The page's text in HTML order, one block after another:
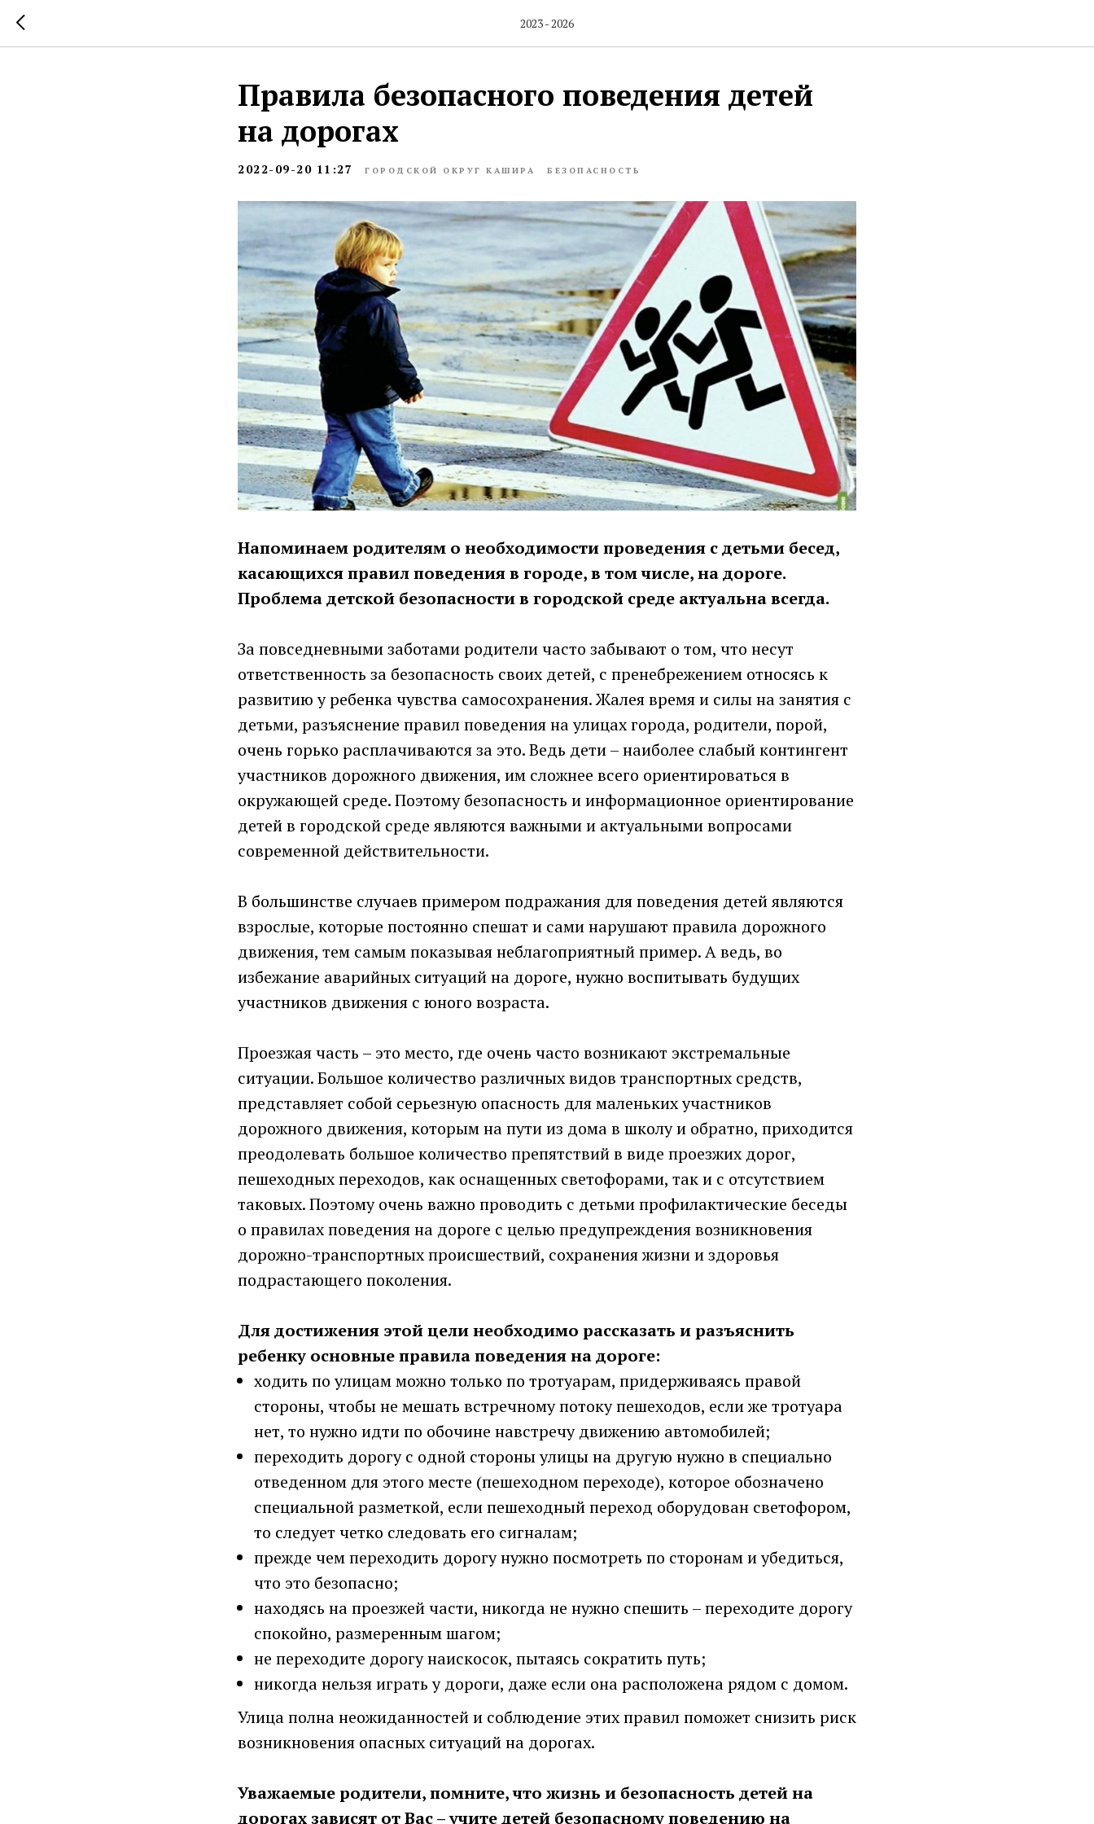
2023 - 2026
Правила безопасного поведения детей
на дорогах
2022-09-20 11:27 ГОРОДСКОЙ ОКРУГ КАШИРА БЕЗОПАСНОСТЬ
Напоминаем родителям о необходимости проведения с детьми бесед,
касающихся правил поведения в городе, в том числе, на дороге.
Проблема детской безопасности в городской среде актуальна всегда.
За повседневными заботами родители часто забывают о том, что несут
ответственность за безопасность своих детей, с пренебрежением относясь к
развитию у ребенка чувства самосохранения. Жалея время и силы на занятия с
детьми, разъяснение правил поведения на улицах города, родители, порой,
очень горько расплачиваются за это. Ведь дети – наиболее слабый контингент
участников дорожного движения, им сложнее всего ориентироваться в
окружающей среде. Поэтому безопасность и информационное ориентирование
детей в городской среде являются важными и актуальными вопросами
современной действительности.
В большинстве случаев примером подражания для поведения детей являются
взрослые, которые постоянно спешат и сами нарушают правила дорожного
движения, тем самым показывая неблагоприятный пример. А ведь, во
избежание аварийных ситуаций на дороге, нужно воспитывать будущих
участников движения с юного возраста.
Проезжая часть – это место, где очень часто возникают экстремальные
ситуации. Большое количество различных видов транспортных средств,
представляет собой серьезную опасность для маленьких участников
дорожного движения, которым на пути из дома в школу и обратно, приходится
преодолевать большое количество препятствий в виде проезжих дорог,
пешеходных переходов, как оснащенных светофорами, так и с отсутствием
таковых. Поэтому очень важно проводить с детьми профилактические беседы
о правилах поведения на дороге с целью предупреждения возникновения
дорожно-транспортных происшествий, сохранения жизни и здоровья
подрастающего поколения.
Для достижения этой цели необходимо рассказать и разъяснить
ребенку основные правила поведения на дороге:
ходить по улицам можно только по тротуарам, придерживаясь правой
стороны, чтобы не мешать встречному потоку пешеходов, если же тротуара
нет, то нужно идти по обочине навстречу движению автомобилей;
переходить дорогу с одной стороны улицы на другую нужно в специально
отведенном для этого месте (пешеходном переходе), которое обозначено
специальной разметкой, если пешеходный переход оборудован светофором,
то следует четко следовать его сигналам;
прежде чем переходить дорогу нужно посмотреть по сторонам и убедиться,
что это безопасно;
находясь на проезжей части, никогда не нужно спешить – переходите дорогу
спокойно, размеренным шагом;
не переходите дорогу наискосок, пытаясь сократить путь;
никогда нельзя играть у дороги, даже если она расположена рядом с домом.
Улица полна неожиданностей и соблюдение этих правил поможет снизить риск
возникновения опасных ситуаций на дорогах.
Уважаемые родители, помните, что жизнь и безопасность детей на
дорогах зависят от Вас – учите детей безопасному поведению на